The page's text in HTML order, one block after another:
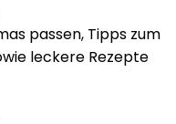
passen, Tipps zum
leckere Rezepte